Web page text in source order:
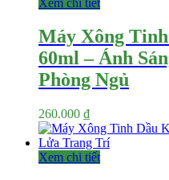
Máy Xông
60ml – Ánh
Phòng Ngủ
260.000 ₫
Xem chi tiết